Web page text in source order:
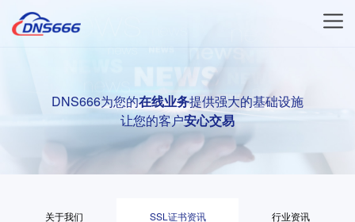
DNS666为您的在线业务提供强大的基础设施
让您的客户安心交易
关于我们 SSL证书资讯 行业资讯